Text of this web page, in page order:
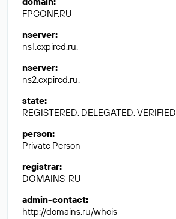
FPCONF.RU
nserver:
ns1.expired.ru.
nserver:
ns2.expired.ru.
state:
REGISTERED, DELEGATED, VERIFIED
person:
Private Person
registrar:
DOMAINS-RU
admin-contact:
http://domains.ru/whois